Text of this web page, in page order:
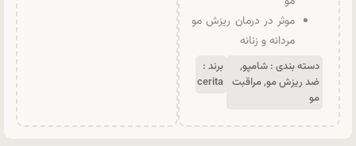
موثر در درمان ریزش مو
مردانه و زنانه
دسته بندی : شامپو,
ضد ریزش مو,مراقبت
مو
برند :
cerita